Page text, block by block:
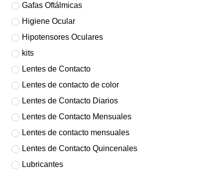
Gafas Oftálmicas
Higiene Ocular
Hipotensores Oculares
kits
Lentes de Contacto
Lentes de contacto de color
Lentes de Contacto Diarios
Lentes de Contacto Mensuales
Lentes de contacto mensuales
Lentes de Contacto Quincenales
Lubricantes